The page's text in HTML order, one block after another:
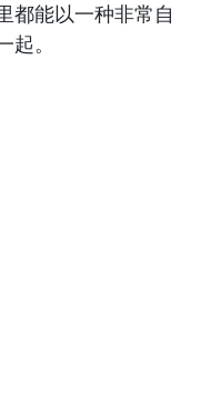
都能以一种非常自
。